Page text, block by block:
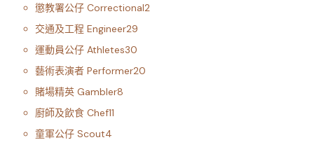
懲教署公仔 Correctional2
交通及工程 Engineer29
運動員公仔 Athletes30
藝術表演者 Performer20
賭場精英 Gambler8
廚師及飲食 Chef11
童軍公仔 Scout4